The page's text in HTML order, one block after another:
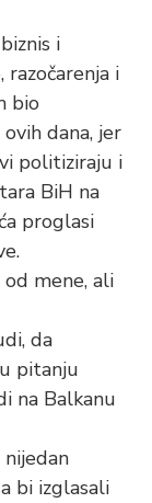
i
i
bio
dana, jer
politiziraju i
BiH na
proglasi
mene, ali
da
pitanju
na Balkanu
bi izglasali